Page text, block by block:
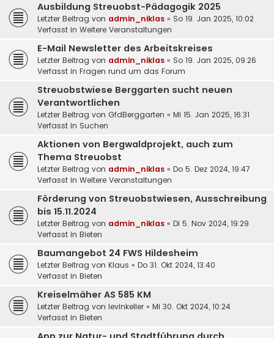
Ausbildung Streuobst-Pädagogik 2025
Letzter Beitrag von admin_niklas « So 19. Jan 2025, 10:02
Verfasst in Weitere Veranstaltungen
E-Mail Newsletter des Arbeitskreises
Letzter Beitrag von admin_niklas « So 19. Jan 2025, 09:26
Verfasst in Fragen rund um das Forum
Streuobstwiese Berggarten sucht neuen
Verantwortlichen
Letzter Beitrag von GfdBerggarten « Mi 15. Jan 2025, 16:31
Verfasst in Suchen
Aktionen von Bergwaldprojekt, auch zum
Thema Streuobst
Letzter Beitrag von admin_niklas « Do 5. Dez 2024, 19:47
Verfasst in Weitere Veranstaltungen
Förderung von Streuobstwiesen, Ausschreibung
bis 15.11.2024
Letzter Beitrag von admin_niklas « Di 5. Nov 2024, 19:29
Verfasst in Bieten
Baumangebot 24 FWS Hildesheim
Letzter Beitrag von Klaus « Do 31. Okt 2024, 13:40
Verfasst in Bieten
Kreiselmäher AS 585 KM
Letzter Beitrag von levinkeller « Mi 30. Okt 2024, 10:24
Verfasst in Bieten